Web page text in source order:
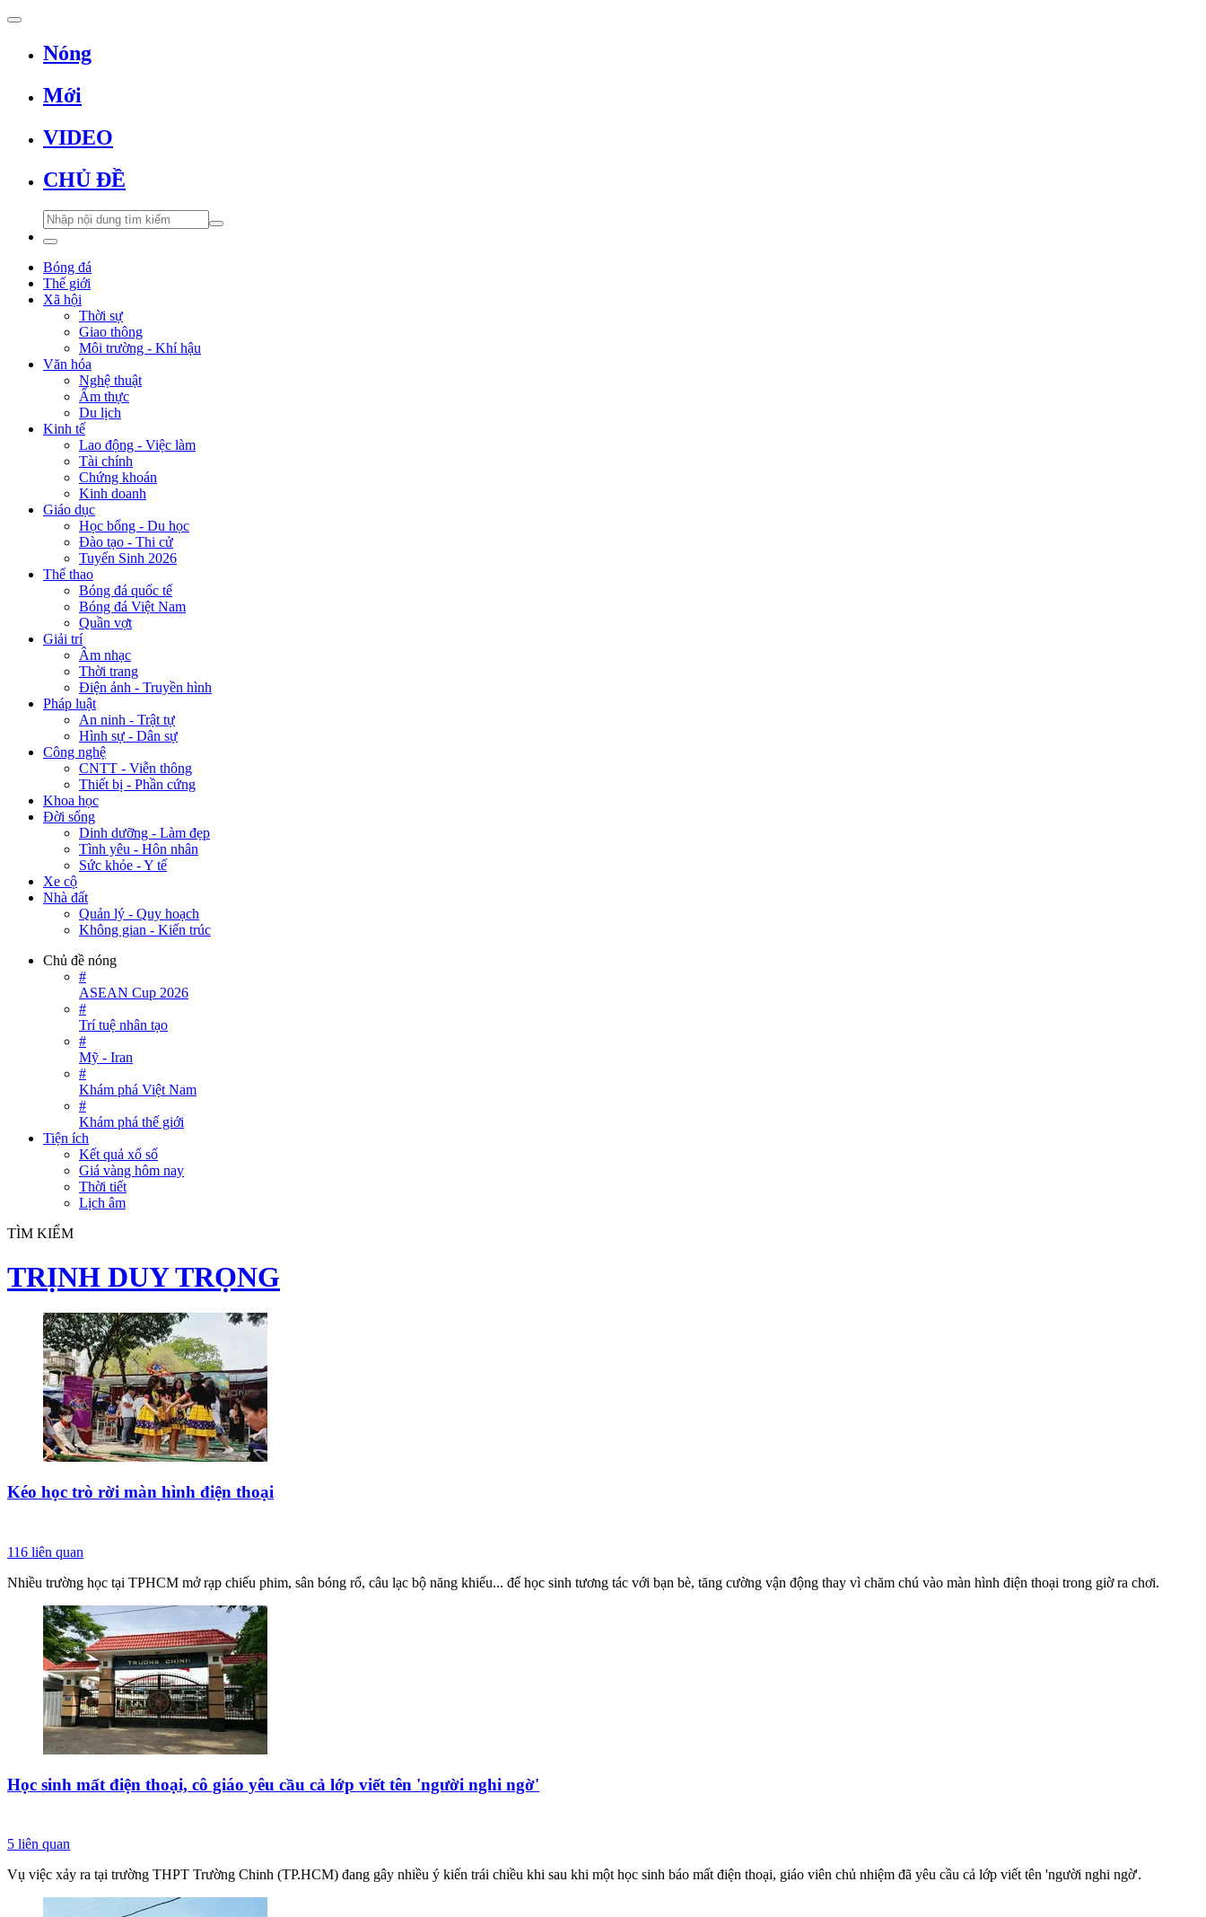
Nóng
Mới
VIDEO
CHỦ ĐỀ
Bóng đá
Thế giới
Xã hội
Thời sự
Giao thông
Môi trường - Khí hậu
Văn hóa
Nghệ thuật
Ẩm thực
Du lịch
Kinh tế
Lao động - Việc làm
Tài chính
Chứng khoán
Kinh doanh
Giáo dục
Học bổng - Du học
Đào tạo - Thi cử
Tuyển Sinh 2026
Thể thao
Bóng đá quốc tế
Bóng đá Việt Nam
Quần vợt
Giải trí
Âm nhạc
Thời trang
Điện ảnh - Truyền hình
Pháp luật
An ninh - Trật tự
Hình sự - Dân sự
Công nghệ
CNTT - Viễn thông
Thiết bị - Phần cứng
Khoa học
Đời sống
Dinh dưỡng - Làm đẹp
Tình yêu - Hôn nhân
Sức khỏe - Y tế
Xe cộ
Nhà đất
Quản lý - Quy hoạch
Không gian - Kiến trúc
Chủ đề nóng
#
ASEAN Cup 2026
#
Trí tuệ nhân tạo
#
Mỹ - Iran
#
Khám phá Việt Nam
#
Khám phá thế giới
Tiện ích
Kết quả xổ số
Giá vàng hôm nay
Thời tiết
Lịch âm
TÌM KIẾM
TRỊNH DUY TRỌNG
Kéo học trò rời màn hình điện thoại
116 liên quan
Nhiều trường học tại TPHCM mở rạp chiếu phim, sân bóng rổ, câu lạc bộ năng khiếu... để học sinh tương tác với bạn bè, tăng cường vận động thay vì chăm chú vào màn hình điện thoại trong giờ ra chơi.
Học sinh mất điện thoại, cô giáo yêu cầu cả lớp viết tên 'người nghi ngờ'
5 liên quan
Vụ việc xảy ra tại trường THPT Trường Chinh (TP.HCM) đang gây nhiều ý kiến trái chiều khi sau khi một học sinh báo mất điện thoại, giáo viên chủ nhiệm đã yêu cầu cả lớp viết tên 'người nghi ngờ'.